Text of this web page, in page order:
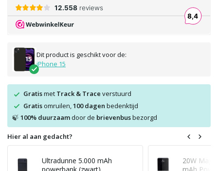
Dit product is geschikt voor de:
iPhone 15
Gratismet Track & Trace verstuurd
Gratisomruilen, 100 dagen bedenktijd
🍃 100% duurzaamdoor de brievenbusbezorgd
Hier al aan gedacht?
Ultradunne 5.000 mAh
20W